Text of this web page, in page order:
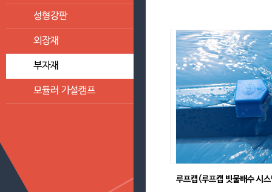
성형강판
외장재
부자재
모듈러 가설캠프
루프캡(루프캡 빗물배수 시